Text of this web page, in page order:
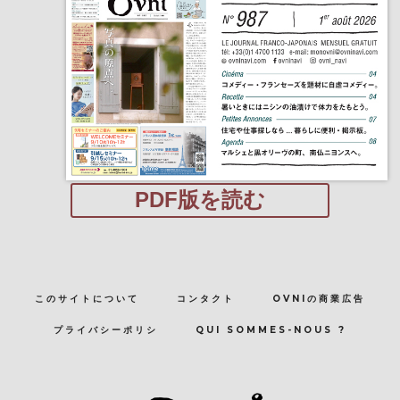
PDF版を読む
このサイトについて コンタクト OVNIの商業広告
プライバシーポリシ QUI SOMMES-NOUS ?